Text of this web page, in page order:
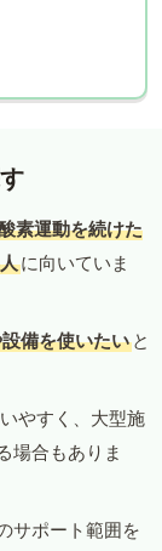
素運動を続けた
に向いていま
備を使いたい と
やすく、大型施
場合もありま
サポート範囲を